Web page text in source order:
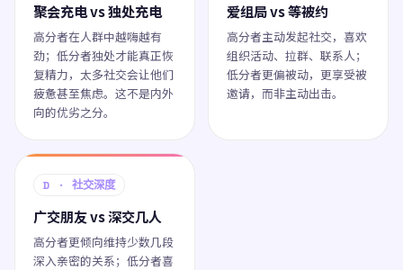
聚会充电 vs 独处充电
高分者在人群中越嗨越有
劲；低分者独处才能真正恢
复精力，太多社交会让他们
疲惫甚至焦虑。这不是内外
向的优劣之分。
爱组局 vs 等被约
高分者主动发起社交，喜欢
组织活动、拉群、联系人；
低分者更偏被动，更享受被
邀请，而非主动出击。
D · 社交深度
广交朋友 vs 深交几人
高分者更倾向维持少数几段
深入亲密的关系；低分者喜